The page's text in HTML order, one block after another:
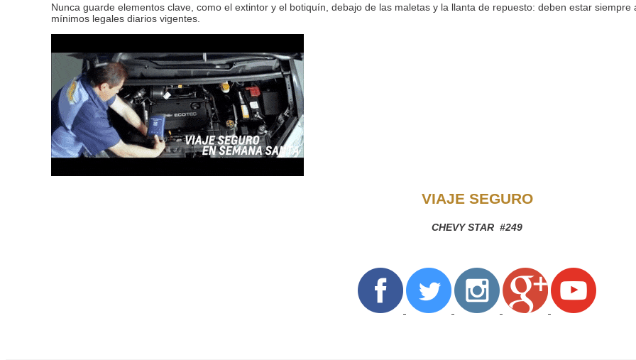
Nunca guarde elementos clave, como el extintor y el botiquín, debajo de las maletas y la llanta de repuesto: deben estar
mínimos legales diarios vigentes.
VIAJE SEGURO
CHEVY STAR #249